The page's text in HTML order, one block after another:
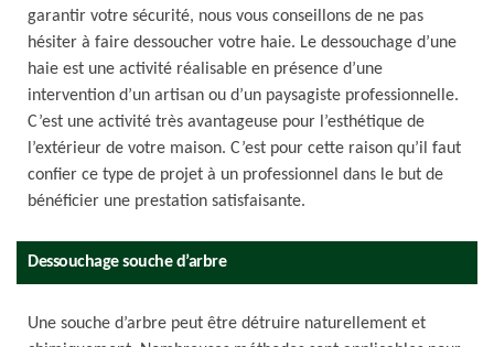
garantir votre sécurité, nous vous conseillons de ne pas
hésiter à faire dessoucher votre haie. Le dessouchage d’une
haie est une activité réalisable en présence d’une
intervention d’un artisan ou d’un paysagiste professionnelle.
C’est une activité très avantageuse pour l’esthétique de
l’extérieur de votre maison. C’est pour cette raison qu’il faut
confier ce type de projet à un professionnel dans le but de
bénéficier une prestation satisfaisante.
Dessouchage souche d’arbre
Une souche d’arbre peut être détruire naturellement et